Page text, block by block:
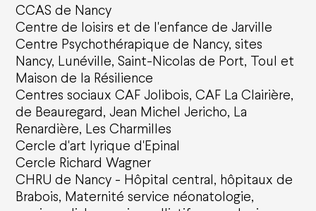
CCAS de Nancy
Centre de loisirs et de l'enfance de Jarville
Centre Psychothérapique de Nancy, sites
Nancy, Lunéville, Saint-Nicolas de Port, Toul et
Maison de la Résilience
Centres sociaux CAF Jolibois, CAF La Clairière,
de Beauregard, Jean Michel Jericho, La
Renardière, Les Charmilles
Cercle d'art lyrique d'Epinal
Cercle Richard Wagner
CHRU de Nancy - Hôpital central, hôpitaux de
Brabois, Maternité service néonatologie,